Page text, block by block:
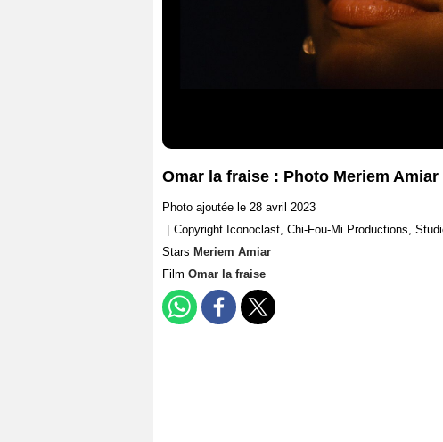
Omar la fraise : Photo Meriem Amiar
Photo ajoutée le 28 avril 2023
Copyright Iconoclast, Chi-Fou-Mi Productions,
Stars Meriem Amiar
Film Omar la fraise